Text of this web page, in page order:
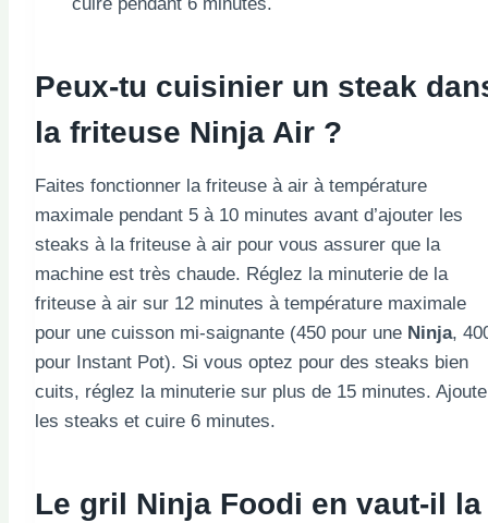
Peux-tu cuisinier un steak
la friteuse Ninja Air ?
Faites fonctionner la friteuse à air à température
maximale pendant 5 à 10 minutes avant d’ajouter les
steaks à la friteuse à air pour vous assurer que la
machine est très chaude. Réglez la minuterie de la
friteuse à air sur 12 minutes à température maximale
pour une cuisson mi-saignante (450 pour une Ninja,
pour Instant Pot). Si vous optez pour des steaks bien
cuits, réglez la minuterie sur plus de 15 minutes.
les steaks et cuire 6 minutes.
Le gril Ninja Foodi en vaut-il la